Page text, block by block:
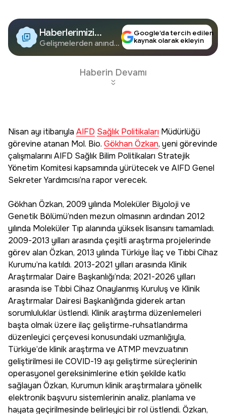
Haberlerimizi
Google'da Takip
Edin
Gelişmelerden anında
Google’da tercih edilen
kaynak olarak ekleyin
Haberin Devamı
Nisan ayı itibarıyla AIFD Sağlık Politikaları Müdürlüğü
görevine atanan Mol. Bio. Gökhan Özkan, yeni görevinde
çalışmalarını AIFD Sağlık Bilim Politikaları Stratejik
Yönetim Komitesi kapsamında yürütecek ve AIFD Genel
Sekreter Yardımcısı’na rapor verecek.
Gökhan Özkan, 2009 yılında Moleküler Biyoloji ve
Genetik Bölümü’nden mezun olmasının ardından 2012
yılında Moleküler Tıp alanında yüksek lisansını tamamladı.
2009-2013 yılları arasında çeşitli araştırma projelerinde
görev alan Özkan, 2013 yılında Türkiye İlaç ve Tıbbi Cihaz
Kurumu’na katıldı. 2013-2021 yılları arasında Klinik
Araştırmalar Daire Başkanlığı’nda; 2021-2026 yılları
arasında ise Tıbbi Cihaz Onaylanmış Kuruluş ve Klinik
Araştırmalar Dairesi Başkanlığında giderek artan
sorumluluklar üstlendi. Klinik araştırma düzenlemeleri
başta olmak üzere ilaç geliştirme-ruhsatlandırma
düzenleyici çerçevesi konusundaki uzmanlığıyla,
Türkiye’de klinik araştırma ve ATMP mevzuatının
geliştirilmesi ile COVID-19 aşı geliştirme süreçlerinin
operasyonel gereksinimlerine etkin şekilde katkı
sağlayan Özkan, Kurumun klinik araştırmalara yönelik
elektronik başvuru sistemlerinin analiz, planlama ve
hayata geçirilmesinde belirleyici bir rol üstlendi. Özkan,